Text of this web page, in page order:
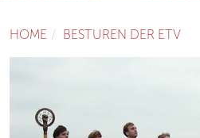
HOME BESTUREN DER ETV